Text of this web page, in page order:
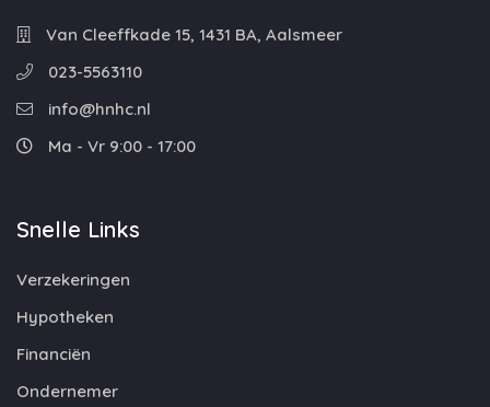
Van Cleeffkade 15, 1431 BA, Aalsmeer
023-5563110
info@hnhc.nl
Ma - Vr 9:00 - 17:00
Snelle Links
Verzekeringen
Hypotheken
Financiën
Ondernemer